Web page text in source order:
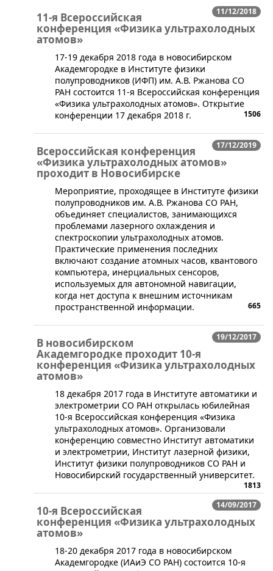
11/12/2018
11-я Всероссийская
конференция «Физика ультрахолодных
атомов»
​17-19 декабря 2018 года в новосибирском
Академгородке в Институте физики
полупроводников (ИФП) им. А.В. Ржанова СО
РАН состоится 11-я Всероссийская конференция
«Физика ультрахолодных атомов». Открытие
конференции 17 декабря 2018 г.
1506
17/12/2019
Всероссийская конференция
«Физика ультрахолодных атомов»
проходит в Новосибирске
Мероприятие, проходящее в Институте физики
полупроводников им. А.В. Ржанова СО РАН,
объединяет специалистов, занимающихся
проблемами лазерного охлаждения и
спектроскопии ультрахолодных атомов.
Практические применения последних
включают создание атомных часов, квантового
компьютера, инерциальных сенсоров,
используемых для автономной навигации,
когда нет доступа к внешним источникам
пространственной информации.
665
19/12/2017
В новосибирском
Академгородке проходит 10-я
конференция «Физика ультрахолодных
атомов»
​18 декабря 2017 года в Институте автоматики и
электрометрии СО РАН открылась юбилейная
10-я Всероссийская конференция «Физика
ультрахолодных атомов». Организовали
конференцию совместно Институт автоматики
и электрометрии, Институт лазерной физики,
Институт физики полупроводников СО РАН и
Новосибирский государственный университет.
1813
14/09/2017
10-я Всероссийская
конференция «Физика ультрахолодных
атомов»
​18-20 декабря 2017 года в новосибирском
Академгородке (ИАиЭ СО РАН) состоится 10-я